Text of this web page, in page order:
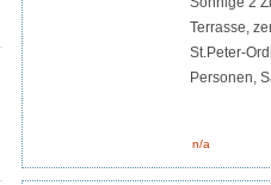
Terrasse,
St.Peter-
Personen,
n/a